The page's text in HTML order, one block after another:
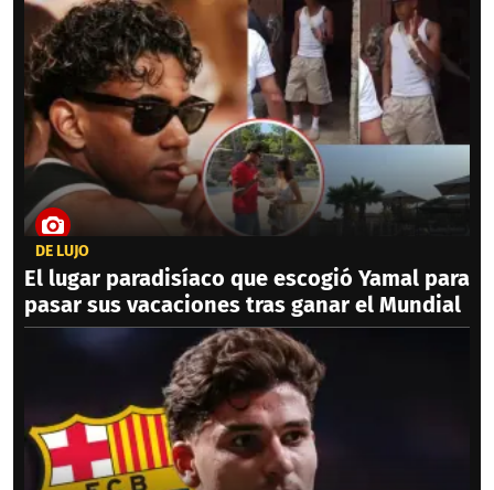
DE LUJO
El lugar paradisíaco que escogió Yamal para
pasar sus vacaciones tras ganar el Mundial